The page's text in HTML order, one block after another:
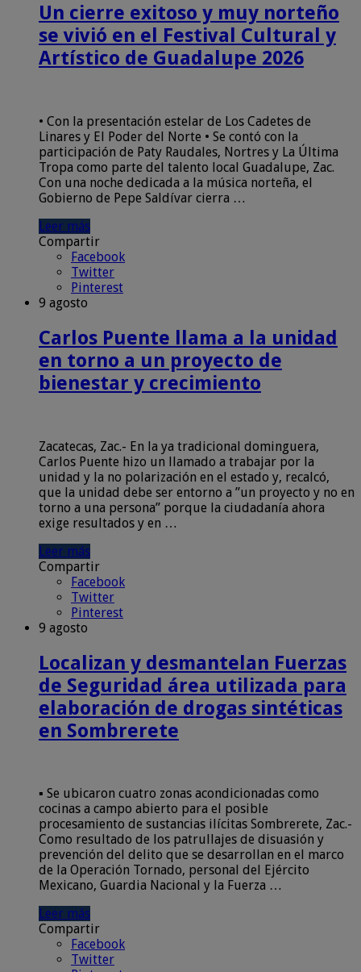
Un cierre exitoso y muy norteño
se vivió en el Festival Cultural y
Artístico de Guadalupe 2026
• Con la presentación estelar de Los Cadetes de
Linares y El Poder del Norte • Se contó con la
participación de Paty Raudales, Nortres y La Última
Tropa como parte del talento local Guadalupe, Zac.
Con una noche dedicada a la música norteña, el
Gobierno de Pepe Saldívar cierra …
Leer más
Compartir
Facebook
Twitter
Pinterest
9 agosto
Carlos Puente llama a la unidad
en torno a un proyecto de
bienestar y crecimiento
Zacatecas, Zac.- En la ya tradicional dominguera,
Carlos Puente hizo un llamado a trabajar por la
unidad y la no polarización en el estado y, recalcó,
que la unidad debe ser entorno a ”un proyecto y no en
torno a una persona” porque la ciudadanía ahora
exige resultados y en …
Leer más
Compartir
Facebook
Twitter
Pinterest
9 agosto
Localizan y desmantelan Fuerzas
de Seguridad área utilizada para
elaboración de drogas sintéticas
en Sombrerete
▪️ Se ubicaron cuatro zonas acondicionadas como
cocinas a campo abierto para el posible
procesamiento de sustancias ilícitas Sombrerete, Zac.-
Como resultado de los patrullajes de disuasión y
prevención del delito que se desarrollan en el marco
de la Operación Tornado, personal del Ejército
Mexicano, Guardia Nacional y la Fuerza …
Leer más
Compartir
Facebook
Twitter